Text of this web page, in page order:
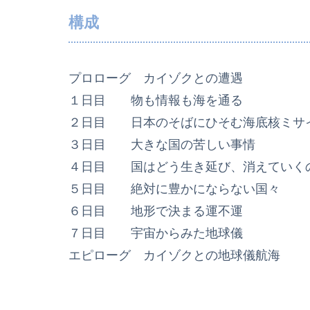
構成
プロローグ カイゾクとの遭遇
１日目 物も情報も海を通る
２日目 日本のそばにひそむ海底核ミサ
３日目 大きな国の苦しい事情
４日目 国はどう生き延び、消えていく
５日目 絶対に豊かにならない国々
６日目 地形で決まる運不運
７日目 宇宙からみた地球儀
エピローグ カイゾクとの地球儀航海